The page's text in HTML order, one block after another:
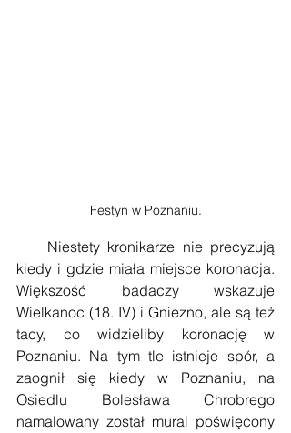
Festyn w Poznaniu.
Niestety kronikarze nie precyzują
kiedy i gdzie miała miejsce koronacja.
Większość badaczy wskazuje
Wielkanoc (18. IV) i Gniezno, ale są też
tacy, co widzieliby koronację w
Poznaniu. Na tym tle istnieje spór, a
zaognił się kiedy w Poznaniu, na
Osiedlu Bolesława Chrobrego
namalowany został mural poświęcony